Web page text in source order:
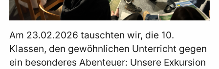
Am 23.02.2026 tauschten wir, die 10.
Klassen, den gewöhnlichen Unterricht gegen
ein besonderes Abenteuer: Unsere Exkursion